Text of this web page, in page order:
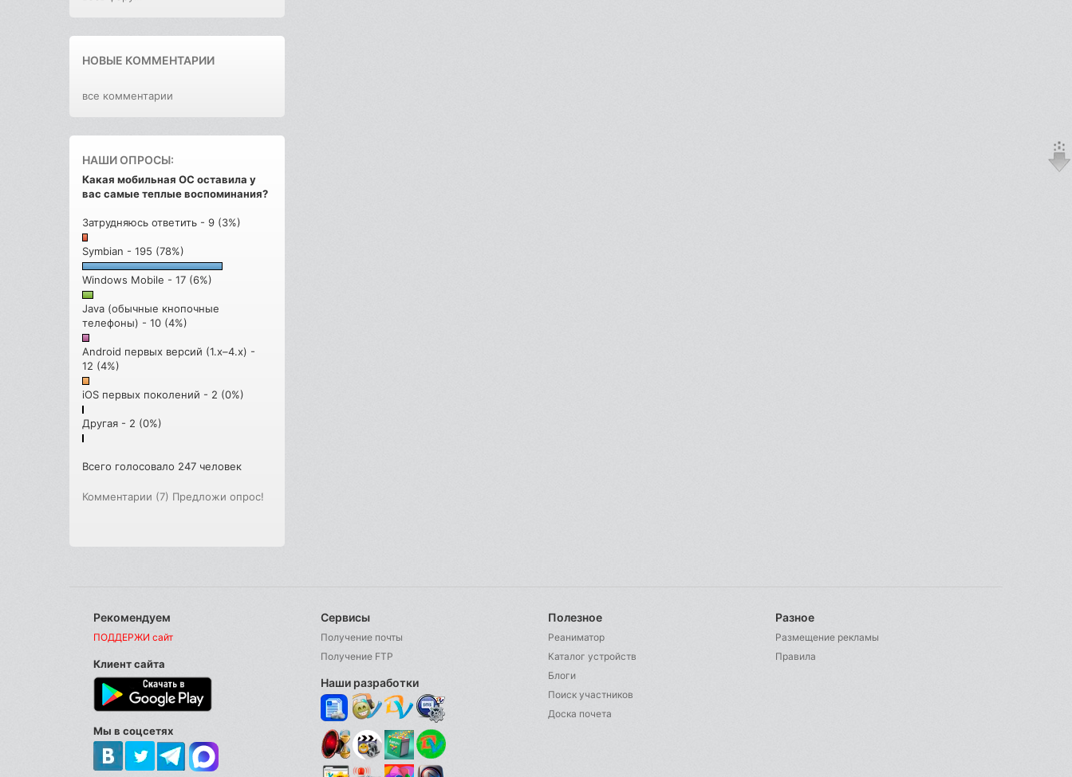
НОВЫЕ КОММЕНТАРИИ
все комментарии
НАШИ ОПРОСЫ:
Какая мобильная ОС оставила у
вас самые теплые воспоминания?
Затрудняюсь ответить - 9 (3%)
Symbian - 195 (78%)
Windows Mobile - 17 (6%)
Java (обычные кнопочные
телефоны) - 10 (4%)
Android первых версий (1.x–4.x) -
12 (4%)
iOS первых поколений - 2 (0%)
Другая - 2 (0%)
Всего голосовало 247 человек
Комментарии (7) Предложи опрос!
Рекомендуем
ПОДДЕРЖИ сайт
Клиент сайта
Мы в соцсетях
Сервисы
Получение почты
Получение FTP
Наши разработки
Полезное
Реаниматор
Каталог устройств
Блоги
Поиск участников
Доска почета
Разное
Размещение рекламы
Правила